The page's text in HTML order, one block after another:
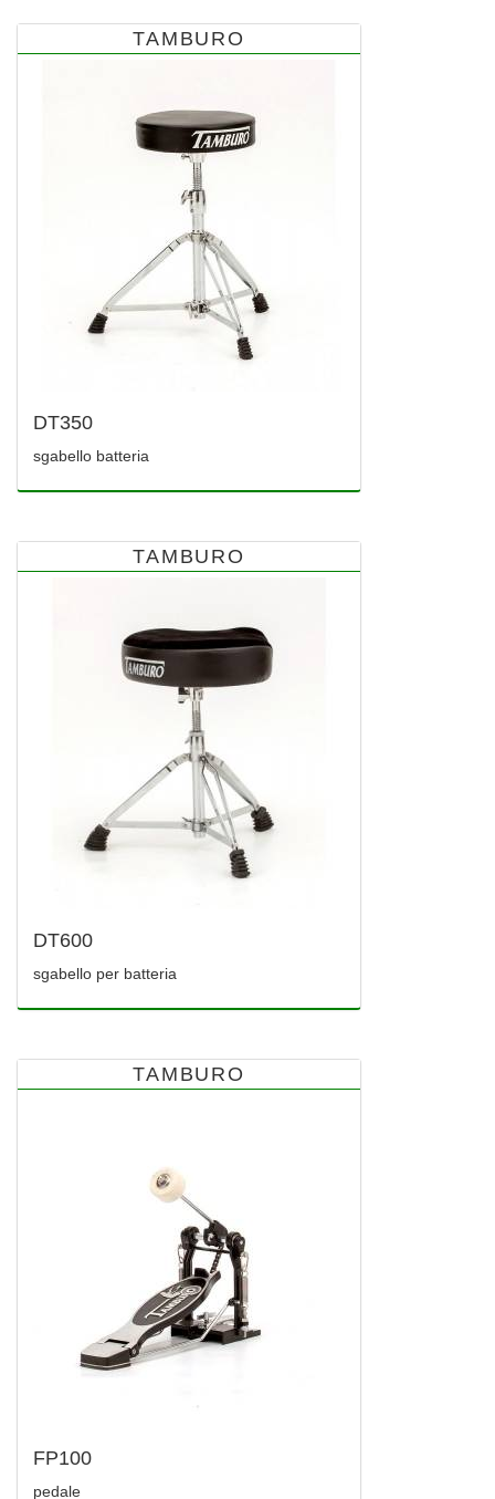
TAMBURO
DT350
sgabello batteria
TAMBURO
DT600
sgabello per batteria
TAMBURO
FP100
pedale